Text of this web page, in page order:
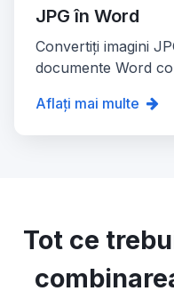
JPG în Word
Convertiți imagini
documente Word
Aflați mai multe
Tot ce